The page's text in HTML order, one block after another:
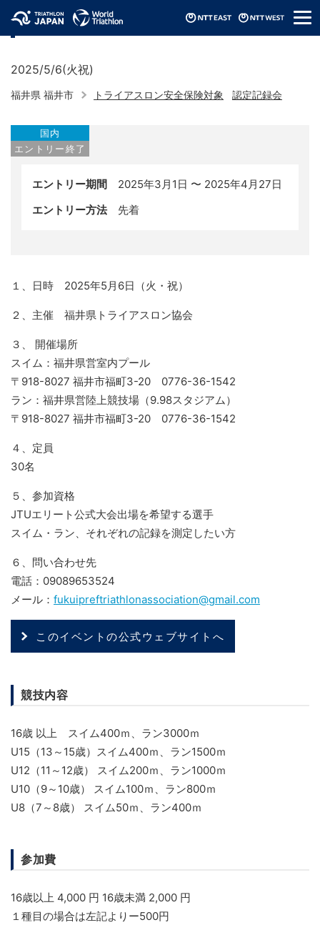
メ
ニ
認定記録会（2025/福井県）
2025/5/6(火祝)
福井県 福井市 トライアスロン安全保険対象 認定記録会
国内
エントリー終了
エントリー期間 2025年3月1日 〜 2025年4月27日
エントリー方法先着
１、日時 2025年5月6日（火・祝）
２、主催 福井県トライアスロン協会
３、 開催場所
スイム：福井県営室内プール
〒918-8027 福井市福町3-20 0776-36-1542
ラン：福井県営陸上競技場（9.98スタジアム）
〒918-8027 福井市福町3-20 0776-36-1542
４、定員
30名
５、参加資格
JTUエリート公式大会出場を希望する選手
スイム・ラン、それぞれの記録を測定したい方
６、問い合わせ先
電話：09089653524
メール： fukuipreftriathlonassociation@gmail.com
このイベントの公式ウェブサイトへ
競技内容
16歳 以上 スイム400ｍ、ラン3000ｍ
U15（13～15歳）スイム400ｍ、ラン1500ｍ
U12（11～12歳） スイム200ｍ、ラン1000ｍ
U10（9～10歳） スイム100ｍ、ラン800ｍ
U8（7～8歳） スイム50ｍ、ラン400ｍ
参加費
16歳以上 4,000 円 16歳未満 2,000 円
１種目の場合は左記よりー500円